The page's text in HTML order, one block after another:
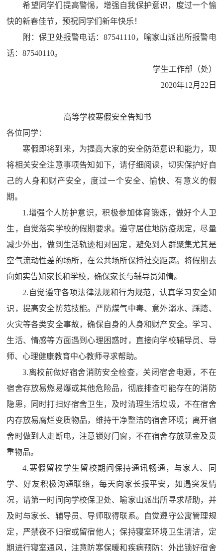
希望同学们提高警惕，增强自我保护意识，度过一个愉
快的新春佳节，预祝同学们新年快乐！
附：保卫处报警电话：87541110，喻家山派出所报警电
话：87540110。
学生工作部（处）
2020年12月 22 日
高等学校寒假安全告知书
各位同学：
寒假即将到来，为提高大家的安全防范意识和能力，现
将相关安全注意事项告知如下，请仔细阅读，切实保护好自
己的人身和财产安全，度过一个安全、愉快、有意义的假
期。
1.增强个人防护意识，积极参加体育锻炼，做好个人卫
生，自觉落实学校的假期要求。遵守居住地防疫规定，尽量
减少外出，做到生活轨迹相对固定，避免到人群聚集尤其是
空气流动性差的场所，在公共场所保持社交距离。将假期去
向如实告知家长和学校，确保家长与辅导员知情。
2. 自觉遵守各项法律法规和行为规范，认真学习安全知
识，提高安全防范技能。严防煤气中毒、意外溺水、踩踏、
火灾等各类安全事故，确保自身的人身和财产安全。学习、
生活、情感等方面遇到心理困惑时，直接向学校辅导员、导
师、心理健康教育中心教师寻求帮助。
3.离校前做好宿舍消防安全检查，关闭宿舍电源，不在
宿舍存放易燃易爆或其他危险品，彻底排查可能存在的消防
隐患，同时打扫好宿舍卫生，及时清理生活垃圾，不在宿舍
内存放易腐烂变质物品，维持干净整洁的宿舍环境；离开宿
舍时做到人走断电，注意锁好门窗，不在宿舍存放现金及贵
重物品。
4. 寒假留校学生留校期间保持通讯畅通，与家人、同
学、好友积极沟通联络，每天向家长报平安，如遇突发情
况，请第一时间向学校保卫处、喻家山派出所寻求帮助，并
及时与家长、辅导员、导师取得联系。自觉遵守公寓管理规
定，严禁夜不归宿或留宿他人；保持寝室环境卫生清洁，定
期进行寝室通风，注意防寒保暖和疾病预防；外出锁好宿舍